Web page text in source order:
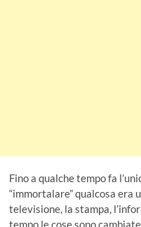
Fino a qualche tempo fa
“immortalare” qualcosa era
televisione, la stampa,
tempo le cose sono